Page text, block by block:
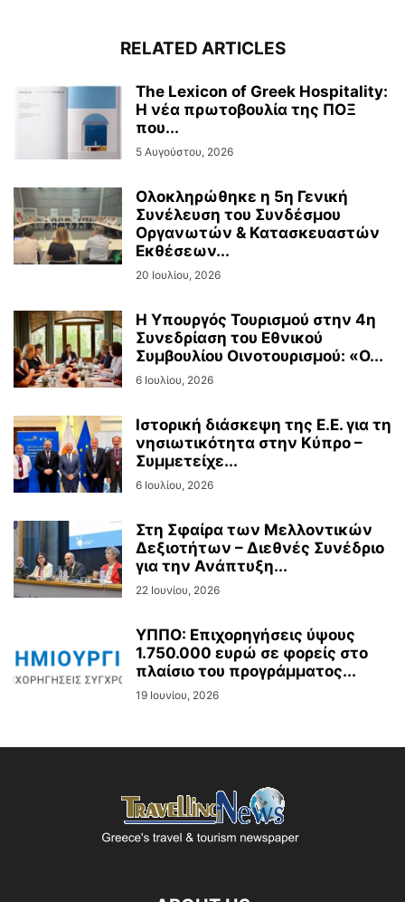
RELATED ARTICLES
The Lexicon of Greek Hospitality:
Η νέα πρωτοβουλία της ΠΟΞ
που...
5 Αυγούστου, 2026
Ολοκληρώθηκε η 5η Γενική
Συνέλευση του Συνδέσμου
Οργανωτών & Κατασκευαστών
Εκθέσεων...
20 Ιουλίου, 2026
Η Υπουργός Τουρισμού στην 4η
Συνεδρίαση του Εθνικού
Συμβουλίου Οινοτουρισμού: «Ο...
6 Ιουλίου, 2026
Ιστορική διάσκεψη της Ε.Ε. για τη
νησιωτικότητα στην Κύπρο –
Συμμετείχε...
6 Ιουλίου, 2026
Στη Σφαίρα των Μελλοντικών
Δεξιοτήτων – Διεθνές Συνέδριο
για την Ανάπτυξη...
22 Ιουνίου, 2026
ΥΠΠΟ: Επιχορηγήσεις ύψους
1.750.000 ευρώ σε φορείς στο
πλαίσιο του προγράμματος...
19 Ιουνίου, 2026